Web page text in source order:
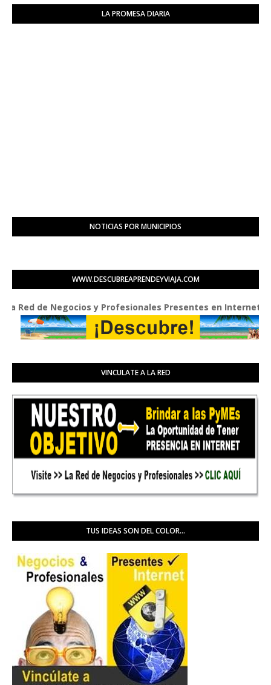
LA PROMESA DIARIA
NOTICIAS POR MUNICIPIOS
WWW.DESCUBREAPRENDEYVIAJA.COM
de Negocios y Profesionales Presentes en Internet
VINCULATE A LA RED
TUS IDEAS SON DEL COLOR...